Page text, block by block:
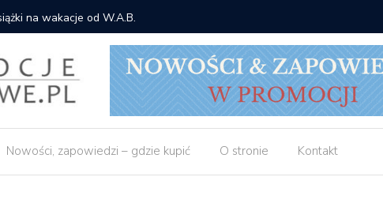
na wakacje od W.A.B.
Nowości, zapowiedzi – gdzie kupić O stronie Kontakt